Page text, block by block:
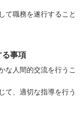
て職務を遂行すること
事項
な人間的交流を行うこ
て、適切な指導を行う